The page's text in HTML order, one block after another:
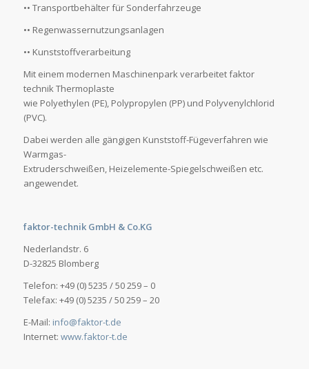
•• Transportbehälter für Sonderfahrzeuge
•• Regenwassernutzungsanlagen
•• Kunststoffverarbeitung
Mit einem modernen Maschinenpark verarbeitet faktor
technik Thermoplaste
wie Polyethylen (PE), Polypropylen (PP) und Polyvenylchlorid
(PVC).
Dabei werden alle gängigen Kunststoff-Fügeverfahren wie
Warmgas-
Extruderschweißen, Heizelemente-Spiegelschweißen etc.
angewendet.
faktor-technik GmbH & Co.KG
Nederlandstr. 6
D-32825 Blomberg
Telefon: +49 (0) 5235 / 50 259 – 0
Telefax: +49 (0) 5235 / 50 259 – 20
E-Mail: info@faktor-t.de
Internet: www.faktor-t.de